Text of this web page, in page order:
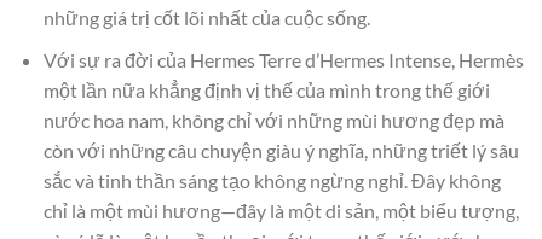
những giá trị cốt lõi nhất của cuộc sống.
Với sự ra đời của Hermes Terre d’Hermes Intense, Hermès
một lần nữa khẳng định vị thế của mình trong thế giới
nước hoa nam, không chỉ với những mùi hương đẹp mà
còn với những câu chuyện giàu ý nghĩa, những triết lý sâu
sắc và tinh thần sáng tạo không ngừng nghỉ. Đây không
chỉ là một mùi hương—đây là một di sản, một biểu tượng,